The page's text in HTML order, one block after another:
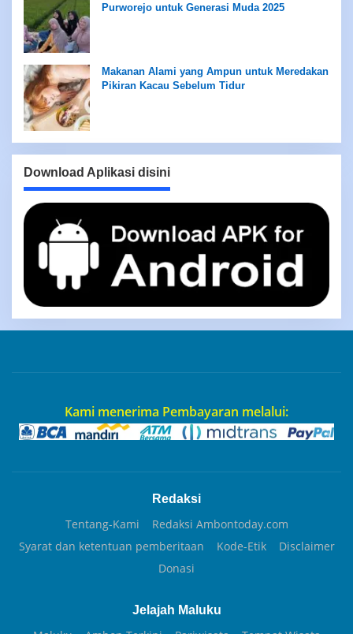
Purworejo untuk Generasi Muda 2025
Makanan Alami yang Ampun untuk Meredakan
Pikiran Kacau Sebelum Tidur
Download Aplikasi disini
Kami menerima Pembayaran melalui:
Redaksi
Tentang-Kami
Redaksi Ambontoday.com
Syarat dan ketentuan pemberitaan
Kode-Etik
Disclaimer
Donasi
Jelajah Maluku